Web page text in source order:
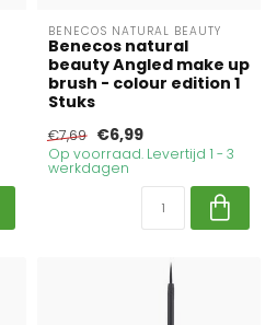
BENECOS NATURAL BEAUTY
Benecos natural
beauty Angled make up
brush - colour edition 1
Stuks
€7,69 €6,99
Op voorraad. Levertijd 1 - 3
werkdagen